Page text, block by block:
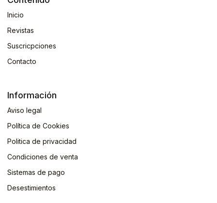
Inicio
Revistas
Suscricpciones
Contacto
Información
Aviso legal
Política de Cookies
Politica de privacidad
Condiciones de venta
Sistemas de pago
Desestimientos